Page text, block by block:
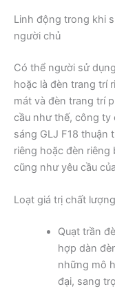
Linh động trong khi
người chủ
Có thể người sử
hoặc là đèn trang trí
mát và đèn trang trí
cầu như thế, công ty
sáng GLJ F18 thuận
riêng hoặc đèn
cũng như yêu cầu
Loạt giá trị chất
Quạt trần
hợp dàn
những mô
đại, sang